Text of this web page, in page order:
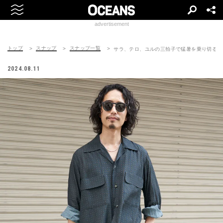
advertisement
トップ スナップ スナップ一覧 サラ、テロ、ユルの三拍子で猛暑を乗り切る
2024.08.11